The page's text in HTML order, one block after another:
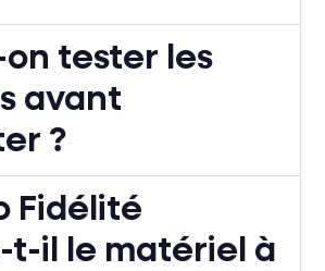
on tester les
avant
?
Fidélité
t-il le matériel à